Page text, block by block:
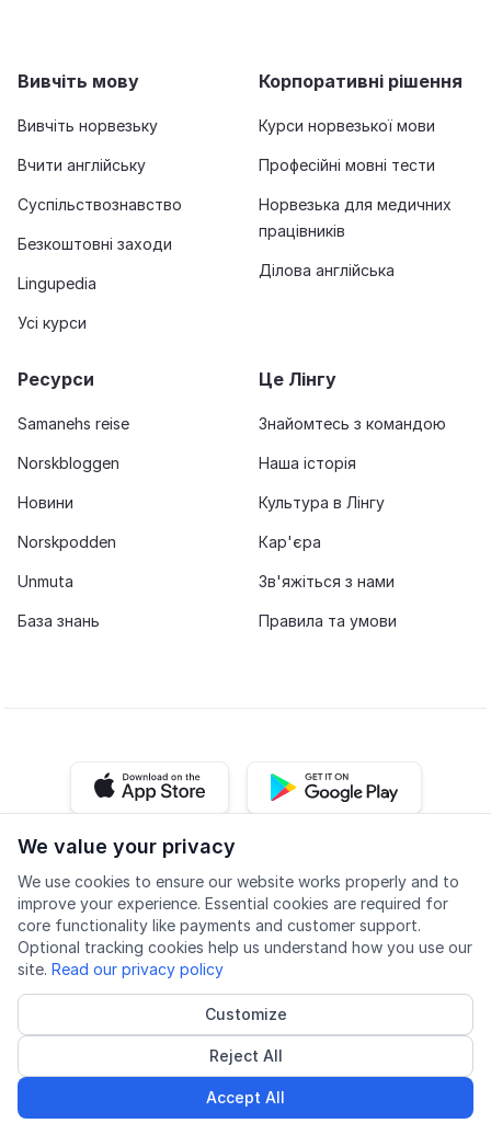
We value your privacy
We use cookies to ensure our website works properly and to
improve your experience. Essential cookies are required for
core functionality like payments and customer support.
Optional tracking cookies help us understand how you use our
site. Read our privacy policy
Customize
Reject All
Accept All
Вивчіть мову
Вивчіть норвезьку
Вчити англійську
Суспільствознавство
Безкоштовні заходи
Lingupedia
Усі курси
Корпоративні рішення
Курси норвезької мови
Професійні мовні тести
Норвезька для медичних
працівників
Ділова англійська
Ресурси
Samanehs reise
Norskbloggen
Новини
Norskpodden
Unmuta
База знань
Це Лінгу
Знайомтесь з командою
Наша історія
Культура в Лінгу
Кар'єра
Зв'яжіться з нами
Правила та умови
iOS app Android app
FacebookInstagramYoutubeLinkedIn
Cookie settings
Акредитований постачальник курсів